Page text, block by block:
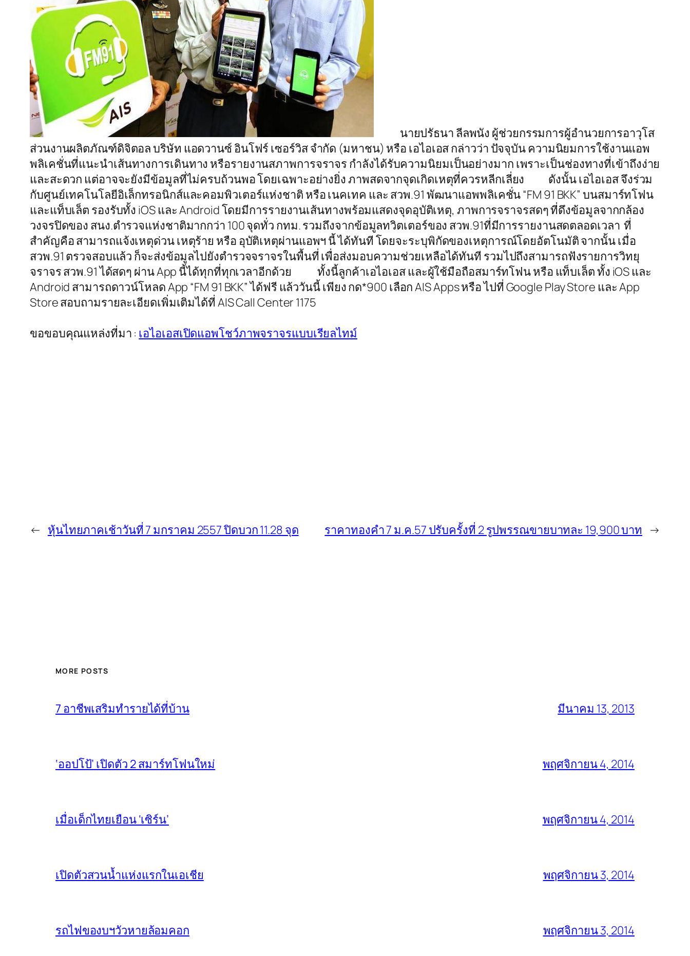
นายปรัธนา ลีลพนัง ผู้ช่วยกรรมการผู้อำนวยการอาวุโส
ส่วนงานผลิตภัณฑ์ดิจิตอล บริษัท แอดวานซ์ อินโฟร์ เซอร์วิส จำกัด (มหาชน) หรือ เอไอเอส กล่าวว่า ปัจจุบัน ความนิยมการใช้งานแอพ
พลิเคชั่นที่แนะนำเส้นทางการเดินทาง หรือรายงานสภาพการจราจร กำลังได้รับความนิยมเป็นอย่างมาก เพราะเป็นช่องทางที่เข้าถึงง่าย
และสะดวก แต่อาจจะยังมีข้อมูลที่ไม่ครบถ้วนพอ โดยเฉพาะอย่างยิ่ง ภาพสดจากจุดเกิดเหตุที่ควรหลีกเลี่ยง ดังนั้น เอไอเอส จึงร่วม
กับศูนย์เทคโนโลยีอิเล็กทรอนิกส์และคอมพิวเตอร์แห่งชาติ หรือ เนคเทค และ สวพ.91 พัฒนาแอพพลิเคชั่น “FM 91 BKK” บนสมาร์ทโฟน
และแท็บเล็ต รองรับทั้ง iOS และ Android โดยมีการรายงานเส้นทางพร้อมแสดงจุดอุบัติเหตุ, ภาพการจราจรสดๆ ที่ดึงข้อมูลจากกล้อง
วงจรปิดของ สนง.ตำรวจแห่งชาติมากกว่า 100 จุดทั่ว กทม. รวมถึงจากข้อมูลทวิตเตอร์ของ สวพ.91ที่มีการรายงานสดตลอดเวลา ที่
สำคัญคือ สามารถแจ้งเหตุด่วน เหตุร้าย หรือ อุบัติเหตุผ่านแอพฯ นี้ ได้ทันที โดยจะระบุพิกัดของเหตุการณ์โดยอัตโนมัติ จากนั้น เมื่อ
สวพ.91 ตรวจสอบแล้ว ก็จะส่งข้อมูลไปยังตำรวจจราจรในพื้นที่ เพื่อส่งมอบความช่วยเหลือได้ทันที รวมไปถึงสามารถฟังรายการวิทยุ
จราจร สวพ.91 ได้สดๆ ผ่าน App นี้ได้ทุกที่ทุกเวลาอีกด้วย ทั้งนี้ลูกค้าเอไอเอส และผู้ใช้มือถือสมาร์ทโฟน หรือ แท็บเล็ต ทั้ง iOS และ
Android สามารถดาวน์โหลด App “FM 91 BKK” ได้ฟรี แล้ววันนี้ เพียง กด*900 เลือก AIS Apps หรือ ไปที่ Google Play Store และ App
Store สอบถามรายละเอียดเพิ่มเติมได้ที่ AIS Call Center 1175
ขอขอบคุณแหล่งที่มา : เอไอเอสเปิดแอพโชว์ภาพจราจรแบบเรียลไทม์
← หุ้นไทยภาคเช้าวันที่ 7 มกราคม 2557 ปิดบวก 11.28 จุด ราคาทองคำ 7 ม.ค.57 ปรับครั้งที่ 2 รูปพรรณขายบาทละ 19,900 บาท →
MORE POSTS
7 อาชีพเสริมทำรายได้ที่บ้าน มีนาคม 13, 2013
‘ออปโป้’ เปิดตัว 2 สมาร์ทโฟนใหม่ พฤศจิกายน 4, 2014
เมื่อเด็กไทยเยือน ‘เซิร์น’ พฤศจิกายน 4, 2014
เปิดตัวสวนน้ำแห่งแรกในเอเชีย พฤศจิกายน 3, 2014
รถไฟของบฯวัวหายล้อมคอก พฤศจิกายน 3, 2014